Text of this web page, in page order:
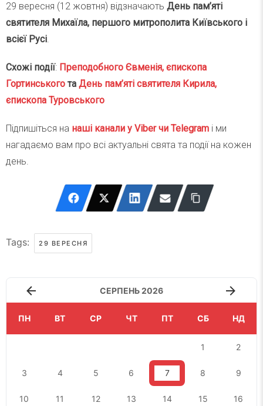
29 вересня (12 жовтня) відзначають День пам’яті
святителя Михаїла, першого митрополита Київського і
всієї Русі.
Схожі події: Преподобного Євменія, єпископа
Гортинського та День пам’яті святителя Кирила,
єпископа Туровського
Підпишіться на наші канали у Viber чи Telegram і ми
нагадаємо вам про всі актуальні свята та події на кожен
день.
Tags: 29 ВЕРЕСНЯ
СЕРПЕНЬ 2026
ПН ВТ СР ЧТ ПТ СБ НД
1 2
3 4 5 6 7 8 9
10 11 12 13 14 15 16